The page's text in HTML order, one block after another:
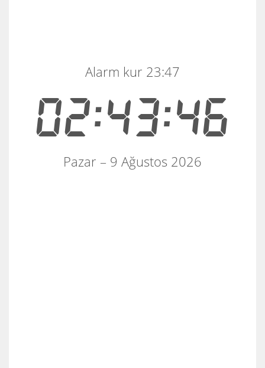
02:43:46
Alarm kur 23:47
Pazar – 9 Ağustos 2026